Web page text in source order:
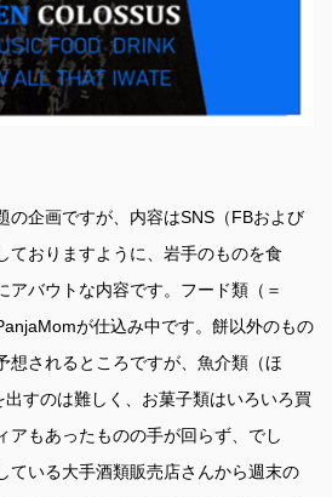
の企画ですが、内容はSNS（FBおよび
ておりますように、岩手のものを食
アバウトな内容です。フード類（＝
が仕込み中です。餅以外のもの
想されるところですが、魚介類（ほ
すのは難しく、お菓子類はいろいろ買
アもあったものの手が回らず、でし
ている大手酒類販売店さんから週末の